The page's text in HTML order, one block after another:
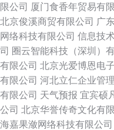
限公司 厦门食香年贸易有
北京俊溪商贸有限公司 广
网络科技有限公司 信息技
司 圈云智能科技（深圳）
有限公司 北京光爱博恩电
有限公司 河北立仁企业管
有限公司 天气预报 宜宾硕
公司 北京华誉传奇文化有
海嘉果潋网络科技有限公司